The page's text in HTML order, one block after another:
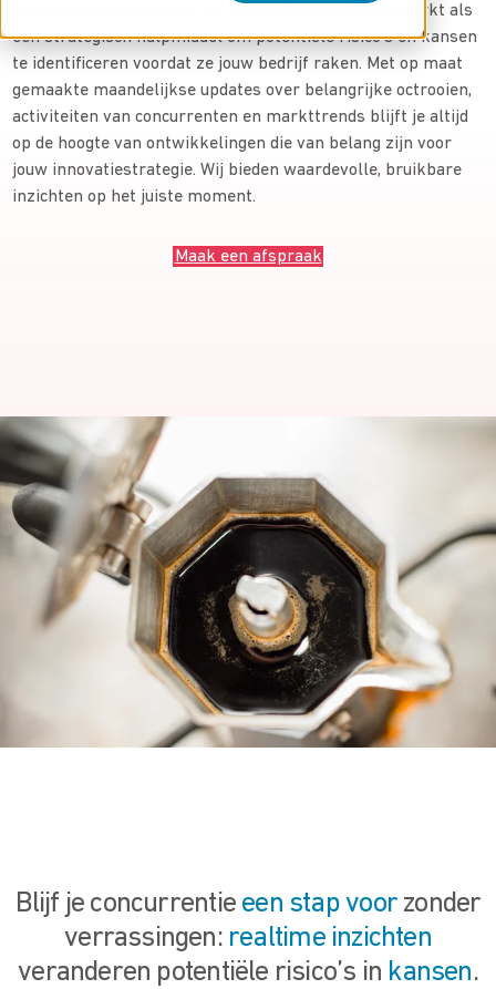
Onze octrooibewakings- en waarschuwingsdienst werkt als
een strategisch hulpmiddel om potentiële risico’s en kansen
te identificeren voordat ze jouw bedrijf raken. Met op maat
gemaakte maandelijkse updates over belangrijke octrooien,
activiteiten van concurrenten en markttrends blijft je altijd
op de hoogte van ontwikkelingen die van belang zijn voor
jouw innovatiestrategie. Wij bieden waardevolle, bruikbare
inzichten op het juiste moment.
Maak een afspraak
Blijf je concurrentie een stap voorzonder
verrassingen: realtime inzichten
veranderen potentiële risico’s in kansen.